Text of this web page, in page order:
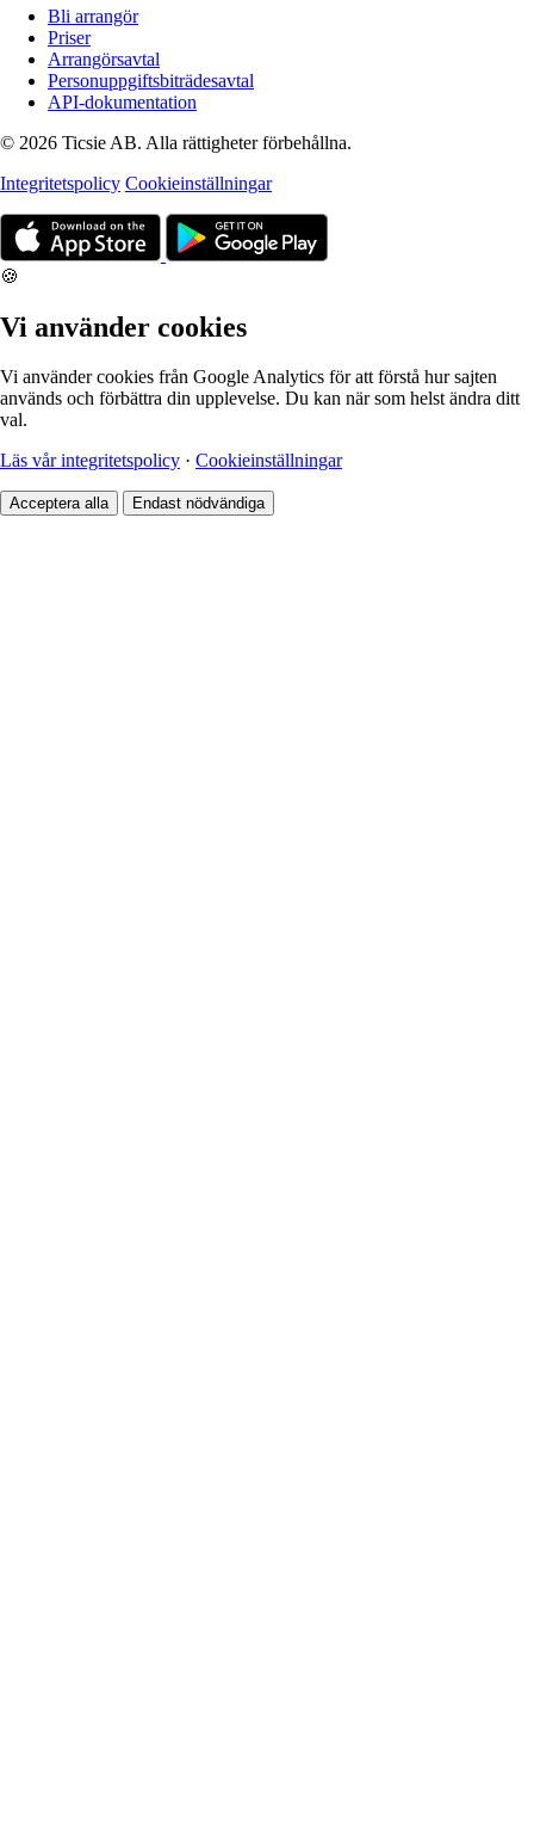
Bli arrangör
Priser
Arrangörsavtal
Personuppgiftsbiträdesavtal
API-dokumentation
© 2026 Ticsie AB. Alla rättigheter förbehållna.
Integritetspolicy Cookieinställningar
🍪
Vi använder cookies
Vi använder cookies från Google Analytics för att förstå hur sajten
används och förbättra din upplevelse. Du kan när som helst ändra ditt
val.
Läs vår integritetspolicy · Cookieinställningar
Acceptera alla Endast nödvändiga